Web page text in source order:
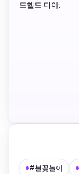
드헬드 디야.
#불꽃놀이